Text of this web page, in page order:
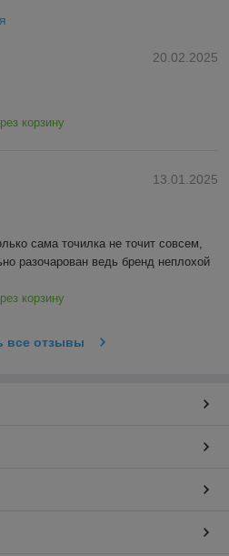
20.02.2025
корзину
13.01.2025
сама точилка не точит совсем,
разочарован ведь бренд неплохой
корзину
все отзывы